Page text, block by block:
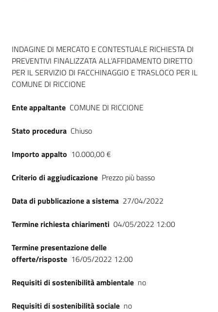
Piattaforme
telematiche
English
Seguici
su
Dati del bando
INDAGINE DI MERCATO E CONTESTUALE RICHIESTA DI
PREVENTIVI FINALIZZATA ALL’AFFIDAMENTO DIRETTO
PER IL SERVIZIO DI FACCHINAGGIO E TRASLOCO PER IL
COMUNE DI RICCIONE
Ente appaltante COMUNE DI RICCIONE
Stato procedura Chiuso
Importo appalto 10.000,00 €
Criterio di aggiudicazione Prezzo più basso
Data di pubblicazione a sistema 27/04/2022
Termine richiesta chiarimenti 04/05/2022 12:00
Termine presentazione delle
offerte/risposte 16/05/2022 12:00
Requisiti di sostenibilità ambientale no
Requisiti di sostenibilità sociale no